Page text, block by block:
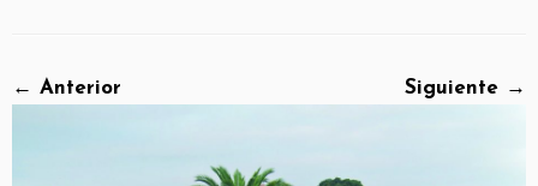
← Anterior Siguiente →